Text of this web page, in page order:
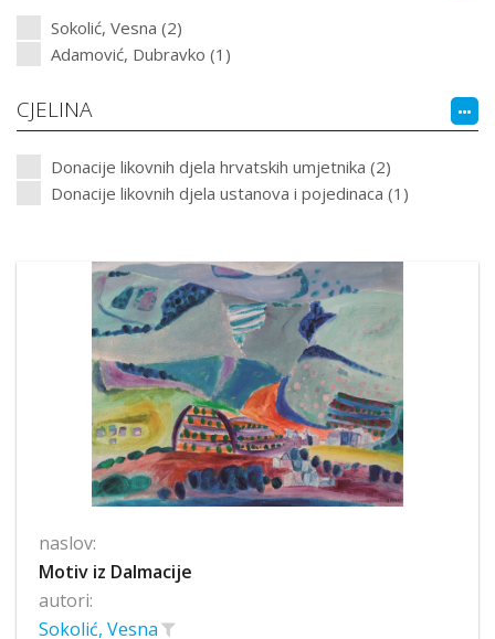
Sokolić, Vesna (2)
Adamović, Dubravko (1)
CJELINA
Donacije likovnih djela hrvatskih umjetnika (2)
Donacije likovnih djela ustanova i pojedinaca (1)
naslov:
Motiv iz Dalmacije
autori:
Sokolić, Vesna